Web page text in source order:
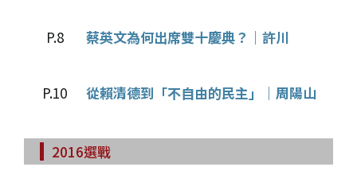
P.8 蔡英文為何出席雙十慶典？｜許川
P.10 從賴清德到「不自由的民主」｜周陽山
2016選戰